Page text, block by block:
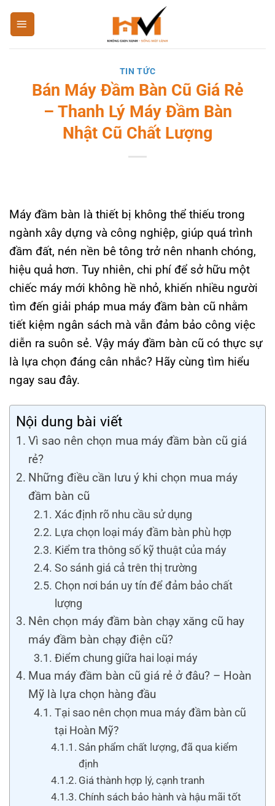
qua
nội
TIN TỨC
Bán Máy Đầm Bàn Cũ Giá Rẻ
– Thanh Lý Máy Đầm Bàn
Nhật Cũ Chất Lượng
Máy đầm bàn là thiết bị không thể thiếu trong
ngành xây dựng và công nghiệp, giúp quá trình
đầm đất, nén nền bê tông trở nên nhanh chóng,
hiệu quả hơn. Tuy nhiên, chi phí để sở hữu một
chiếc máy mới không hề nhỏ, khiến nhiều người
tìm đến giải pháp mua máy đầm bàn cũ nhằm
tiết kiệm ngân sách mà vẫn đảm bảo công việc
diễn ra suôn sẻ. Vậy máy đầm bàn cũ có thực sự
là lựa chọn đáng cân nhắc? Hãy cùng tìm hiểu
ngay sau đây.
Nội dung bài viết
Vì sao nên chọn mua máy đầm bàn cũ giá
rẻ?
Những điều cần lưu ý khi chọn mua máy
đầm bàn cũ
Xác định rõ nhu cầu sử dụng
Lựa chọn loại máy đầm bàn phù hợp
Kiểm tra thông số kỹ thuật của máy
So sánh giá cả trên thị trường
Chọn nơi bán uy tín để đảm bảo chất
lượng
Nên chọn máy đầm bàn chạy xăng cũ hay
máy đầm bàn chạy điện cũ?
Điểm chung giữa hai loại máy
Mua máy đầm bàn cũ giá rẻ ở đâu? – Hoàn
Mỹ là lựa chọn hàng đầu
Tại sao nên chọn mua máy đầm bàn cũ
tại Hoàn Mỹ?
Sản phẩm chất lượng, đã qua kiểm
định
Giá thành hợp lý, cạnh tranh
Chính sách bảo hành và hậu mãi tốt